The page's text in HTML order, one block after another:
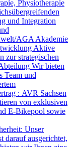
Physiotherapie
und Integration
AGA Akademie
Aktive
zur strategischen
Wir bieten
Team und
: AVR Sachsen
von exklusiven
E-Bikepool sowie
Unser
darauf ausgerichtet,